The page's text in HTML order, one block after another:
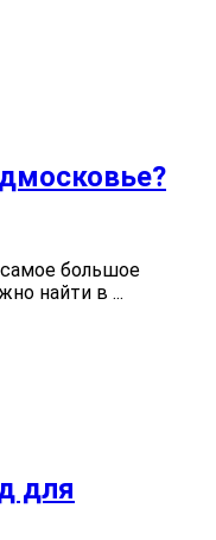
большое
найти в ...
для